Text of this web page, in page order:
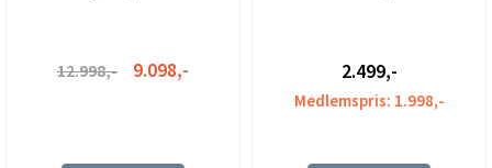
12.998,- 9.098,- 2.499,-
Medlemspris: 1.998,-